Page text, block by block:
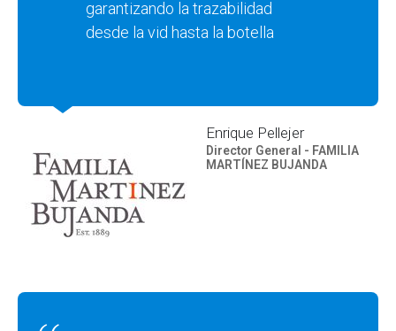
garantizando la trazabilidad
desde la vid hasta la botella
Enrique Pellejer
Director General - FAMILIA
MARTÍNEZ BUJANDA